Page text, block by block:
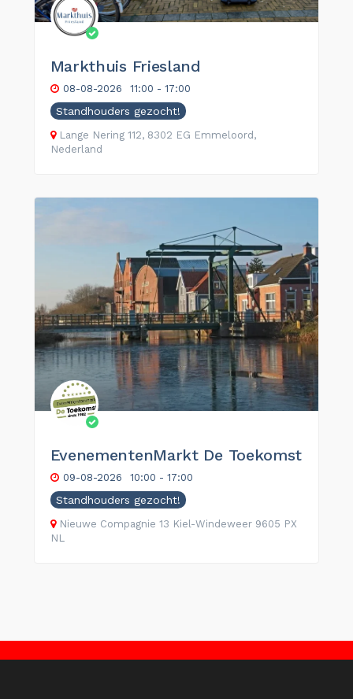
Markthuis Friesland
08-08-2026 11:00 - 17:00
Standhouders gezocht!
Lange Nering 112, 8302 EG Emmeloord,
Nederland
EvenementenMarkt De Toekomst
09-08-2026 10:00 - 17:00
Standhouders gezocht!
Nieuwe Compagnie 13 Kiel-Windeweer 9605 PX
NL